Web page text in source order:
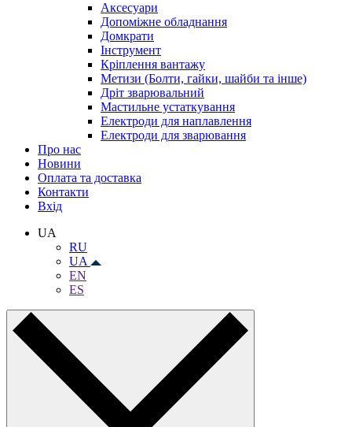
Аксесуари
Допоміжне обладнання
Домкрати
Інструмент
Кріплення вантажу
Метизи (Болти, гайки, шайби та інше)
Дріт зварювальний
Мастильне устаткування
Електроди для наплавлення
Електроди для зварювання
Про нас
Новини
Оплата та доставка
Контакти
Вхiд
UA
RU
UA
EN
ES